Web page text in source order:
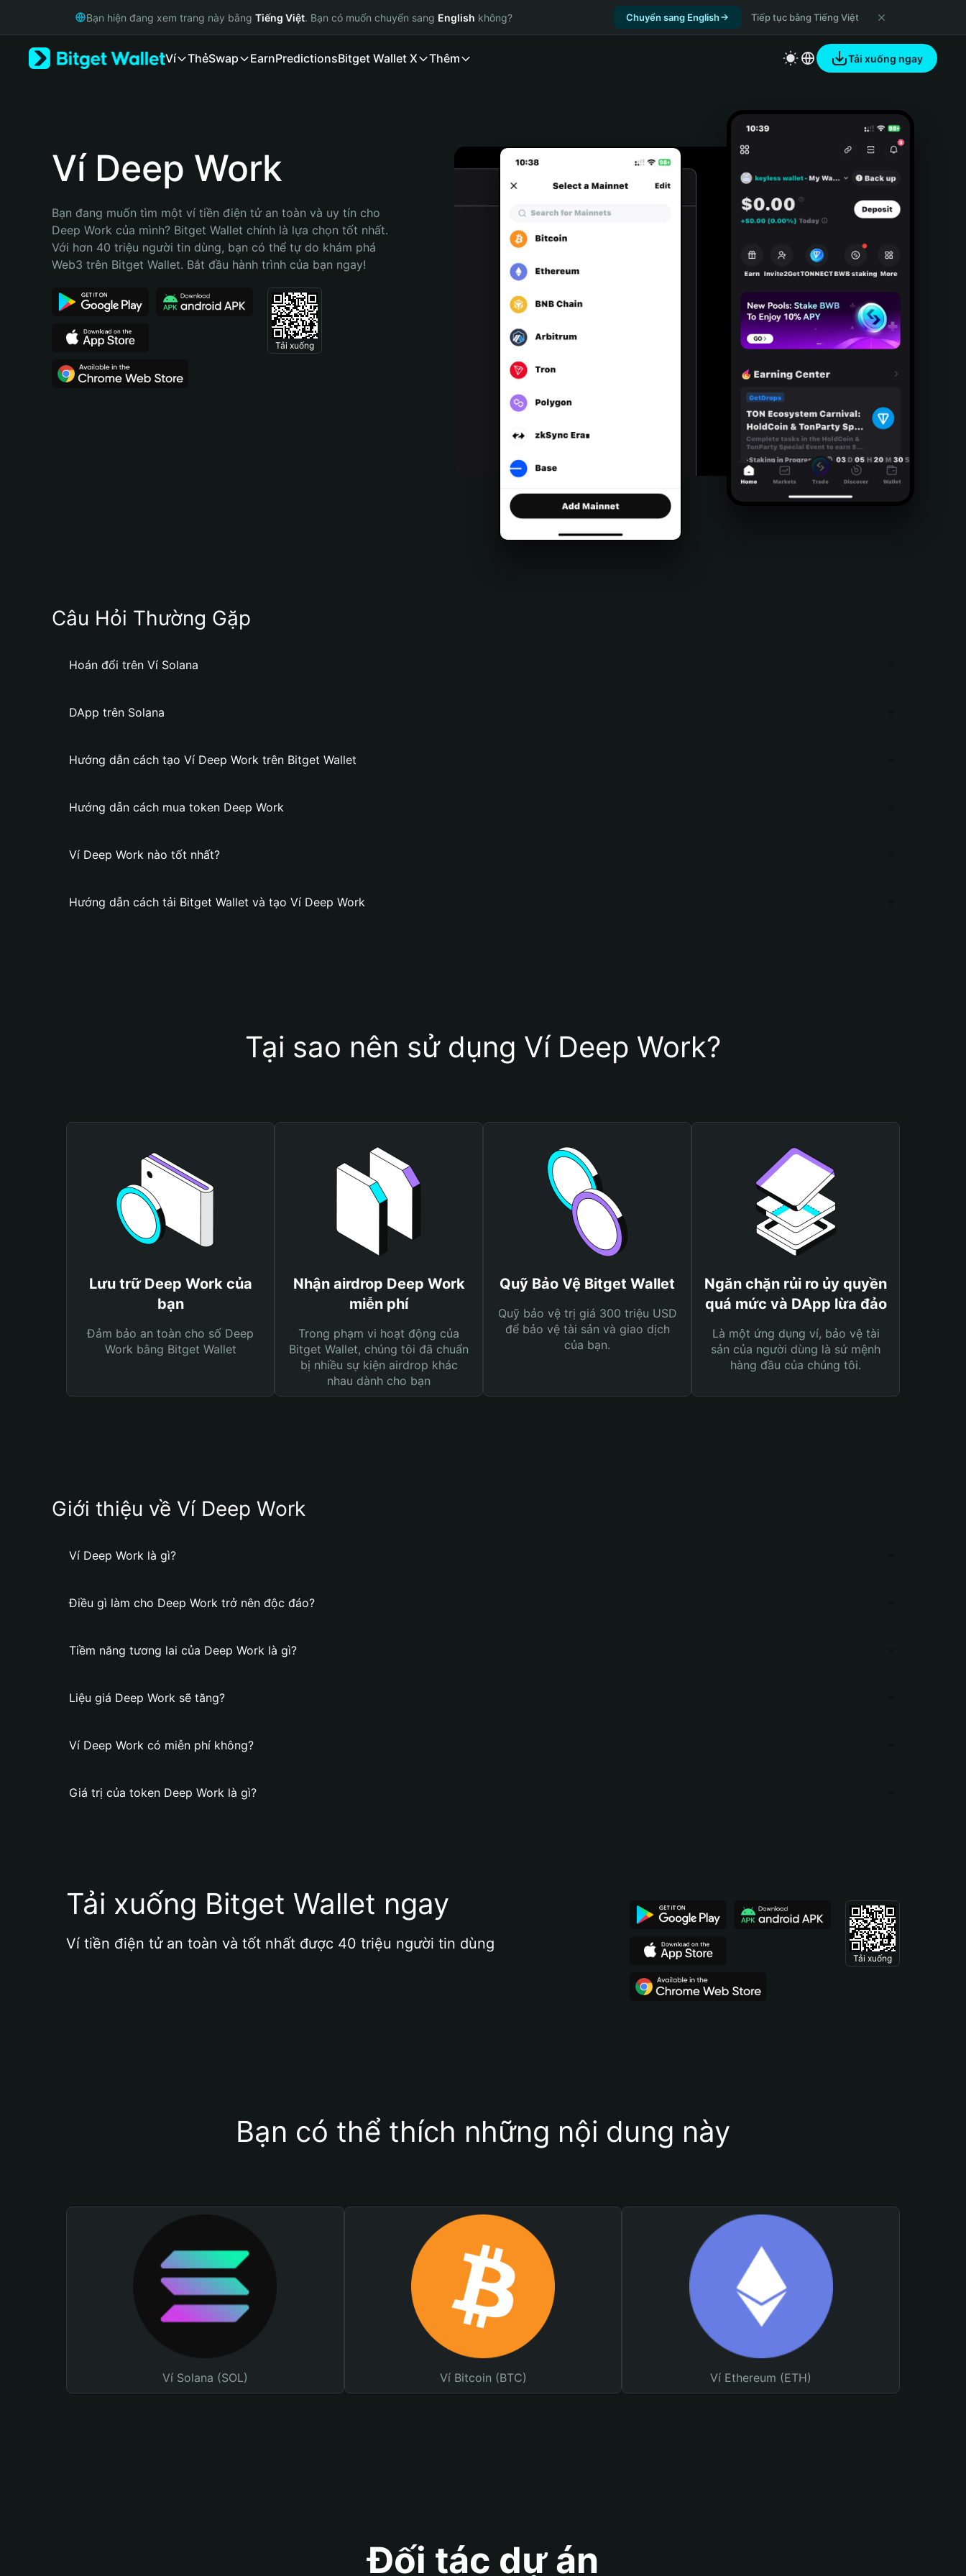
Русский
Bahasa Indonesia
Português (Brasil)
Bạn hiện đang xem trang này bằng Tiếng Việt. Bạn có muốn chuyển sang English không? Chuyển sang English Tiếp tục bằng Tiếng Việt
Ví ThẻSwap EarnPredictionsBitget Wallet X Thêm Tải xuống ngay
Ví Deep Work
Bạn đang muốn tìm một ví tiền điện tử an toàn và uy tín cho
Deep Work của mình? Bitget Wallet chính là lựa chọn tốt nhất.
Với hơn 40 triệu người tin dùng, bạn có thể tự do khám phá
Web3 trên Bitget Wallet. Bắt đầu hành trình của bạn ngay!
Tải xuống
Câu Hỏi Thường Gặp
Hoán đổi trên Ví Solana
DApp trên Solana
Hướng dẫn cách tạo Ví Deep Work trên Bitget Wallet
Hướng dẫn cách mua token Deep Work
Ví Deep Work nào tốt nhất?
Hướng dẫn cách tải Bitget Wallet và tạo Ví Deep Work
Tại sao nên sử dụng Ví Deep Work?
Lưu trữ Deep Work của
bạn
Đảm bảo an toàn cho số Deep
Work bằng Bitget Wallet
Nhận airdrop Deep Work
miễn phí
Trong phạm vi hoạt động của
Bitget Wallet, chúng tôi đã chuẩn
bị nhiều sự kiện airdrop khác
nhau dành cho bạn
Quỹ Bảo Vệ Bitget Wallet
Quỹ bảo vệ trị giá 300 triệu USD
để bảo vệ tài sản và giao dịch
của bạn.
Ngăn chặn rủi ro ủy quyền
quá mức và DApp lừa đảo
Là một ứng dụng ví, bảo vệ tài
sản của người dùng là sứ mệnh
hàng đầu của chúng tôi.
Giới thiệu về Ví Deep Work
Ví Deep Work là gì?
Điều gì làm cho Deep Work trở nên độc đáo?
Tiềm năng tương lai của Deep Work là gì?
Liệu giá Deep Work sẽ tăng?
Ví Deep Work có miễn phí không?
Giá trị của token Deep Work là gì?
Tải xuống Bitget Wallet ngay
Ví tiền điện tử an toàn và tốt nhất được 40 triệu người tin dùng
Tải xuống
Bạn có thể thích những nội dung này
Ví Solana (SOL) Ví Bitcoin (BTC) Ví Ethereum (ETH)
Đối tác dự án